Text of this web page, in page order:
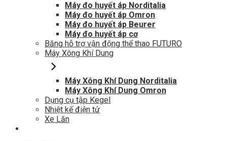
Máy đo huyết áp Norditalia
Máy đo huyết áp Omron
Máy đo huyết áp Beurer
Máy đo huyết áp cơ
Băng hỗ trợ vận động thể thao FUTURO
Máy Xông Khí Dung
Máy Xông Khí Dung Norditalia
Máy Xông Khí Dung Omron
Dụng cụ tập Kegel
Nhiệt kế điện tử
Xe Lăn